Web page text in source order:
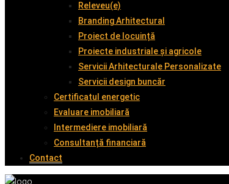
Releveu(e)
Branding Arhitectural
Proiect de locuință
Proiecte industriale și agricole
Servicii Arhitecturale Personalizate
Servicii design buncăr
Certificatul energetic
Evaluare imobiliară
Intermediere imobiliară
Consultanță financiară
Contact